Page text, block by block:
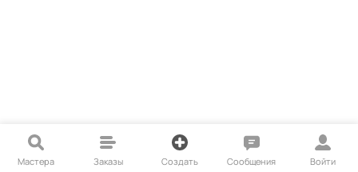
Мастера Заказы Создать Сообщения Войти